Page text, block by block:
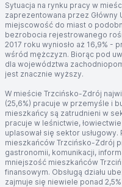
Sytuacja na rynku pracy w
zaprezentowana przez
miejscowość do miast o
bezrobocia rejestrowanego
2017 roku wyniosło aż 16,9% -
wśród mężczyzn. Biorąc pod
dla województwa
jest znacznie wyższy.
W mieście Trzcińsko-Zdrój
(25,6%) pracuje w przemyśle i
mieszkańcy są zatrudnieni w
pracuje w leśnictwie,
uplasował się sektor
mieszkańców Trzcińsko-Zdrój
gastronomii, komunikacji,
mniejszość mieszkańców
finansowym. Obsługą działu
zajmuje się niewiele ponad